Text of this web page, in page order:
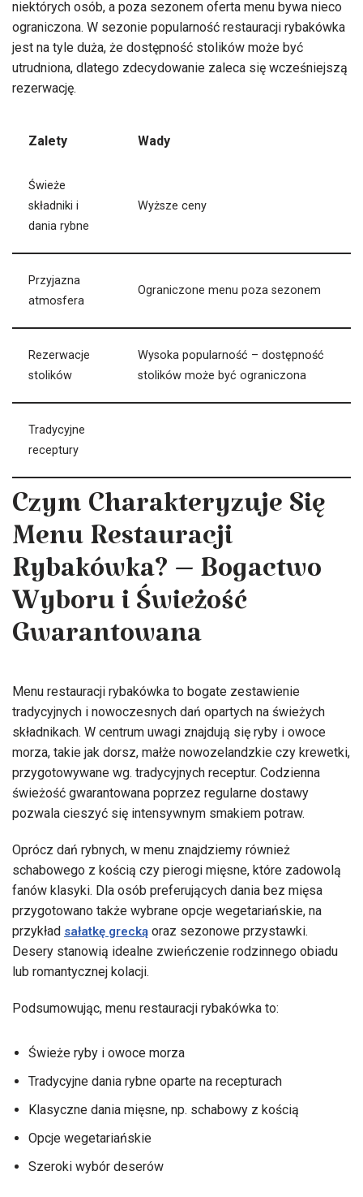
niektórych osób, a poza sezonem oferta menu bywa nieco
ograniczona. W sezonie popularność restauracji rybakówka
jest na tyle duża, że dostępność stolików może być
utrudniona, dlatego zdecydowanie zaleca się wcześniejszą
rezerwację.
Zalety Wady
Świeże
składniki i
dania rybne
Wyższe ceny
Przyjazna
atmosfera
Ograniczone menu poza sezonem
Rezerwacje
stolików
Wysoka popularność – dostępność
stolików może być ograniczona
Tradycyjne
receptury
Czym Charakteryzuje Się
Menu Restauracji
Rybakówka? – Bogactwo
Wyboru i Świeżość
Gwarantowana
Menu restauracji rybakówka to bogate zestawienie
tradycyjnych i nowoczesnych dań opartych na świeżych
składnikach. W centrum uwagi znajdują się ryby i owoce
morza, takie jak dorsz, małże nowozelandzkie czy krewetki,
przygotowywane wg. tradycyjnych receptur. Codzienna
świeżość gwarantowana poprzez regularne dostawy
pozwala cieszyć się intensywnym smakiem potraw.
Oprócz dań rybnych, w menu znajdziemy również
schabowego z kością czy pierogi mięsne, które zadowolą
fanów klasyki. Dla osób preferujących dania bez mięsa
przygotowano także wybrane opcje wegetariańskie, na
przykład sałatkę grecką oraz sezonowe przystawki.
Desery stanowią idealne zwieńczenie rodzinnego obiadu
lub romantycznej kolacji.
Podsumowując, menu restauracji rybakówka to:
Świeże ryby i owoce morza
Tradycyjne dania rybne oparte na recepturach
Klasyczne dania mięsne, np. schabowy z kością
Opcje wegetariańskie
Szeroki wybór deserów